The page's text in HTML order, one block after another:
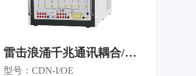
雷击浪涌千兆通讯耦合/去
耦网络CDN-I/OE
型号：CDN-I/OE